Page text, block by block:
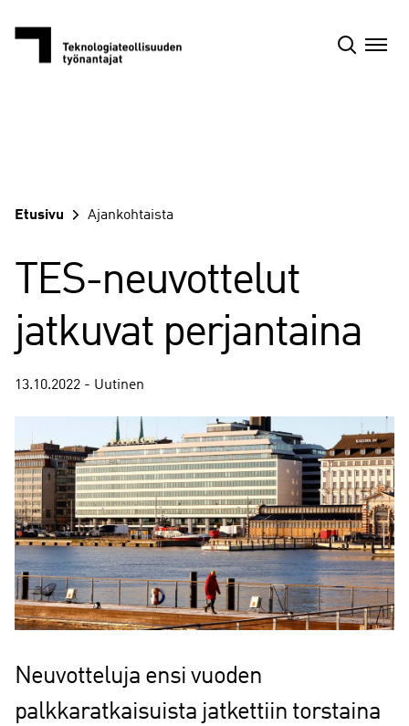
sisältöön
Etusivu Ajankohtaista
TES-neuvottelut
jatkuvat perjantaina
13.10.2022 - Uutinen
Neuvotteluja ensi vuoden
palkkaratkaisuista jatkettiin torstaina